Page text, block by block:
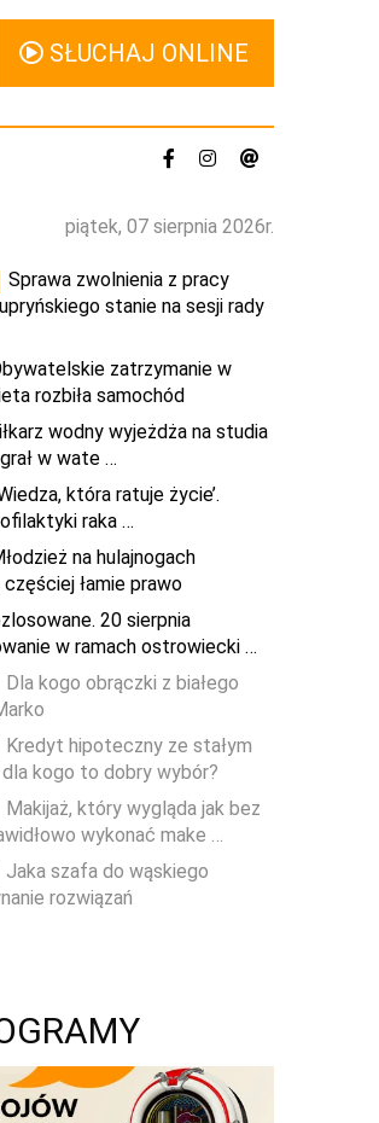
SŁUCHAJ ONLINE
piątek, 07 sierpnia 2026r.
Sprawa zwolnienia z pracy
stanie na sesji rady
zatrzymanie w
rozbiła samochód
wodny wyjeżdża na studia
w wate …
która ratuje życie’.
raka …
na hulajnogach
łamie prawo
20 sierpnia
w ramach ostrowiecki …
Dla kogo obrączki z białego
Kredyt hipoteczny ze stałym
kogo to dobry wybór?
Makijaż, który wygląda jak bez
wykonać make …
Jaka szafa do wąskiego
rozwiązań